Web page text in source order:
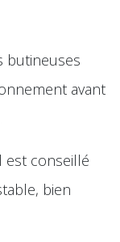
butineuses
avant
est conseillé
bien